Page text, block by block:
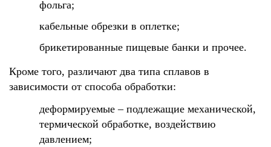
фольга;
кабельные обрезки в оплетке;
брикетированные пищевые банки и прочее.
Кроме того, различают два типа сплавов в
зависимости от способа обработки:
деформируемые – подлежащие механической,
термической обработке, воздействию
давлением;